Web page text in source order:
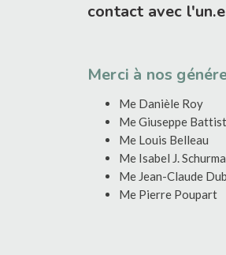
contact avec
Merci à nos
Me Danièle Roy
Me Giuseppe
Me Louis Belleau
Me Isabel J.
Me Jean-Claude
Me Pierre Poupart